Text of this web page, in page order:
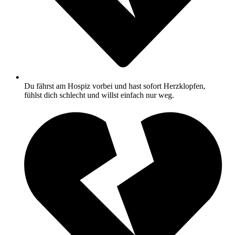
Du fährst am Hospiz vorbei und hast sofort Herzklopfen,
fühlst dich schlecht und willst einfach nur weg.